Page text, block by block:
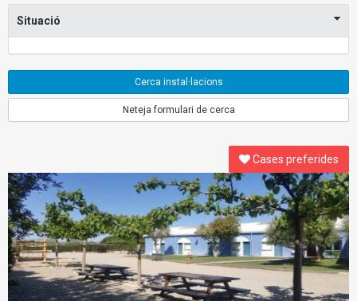
Situació
Cerca instal·lacions
Neteja formulari de cerca
Cases preferides